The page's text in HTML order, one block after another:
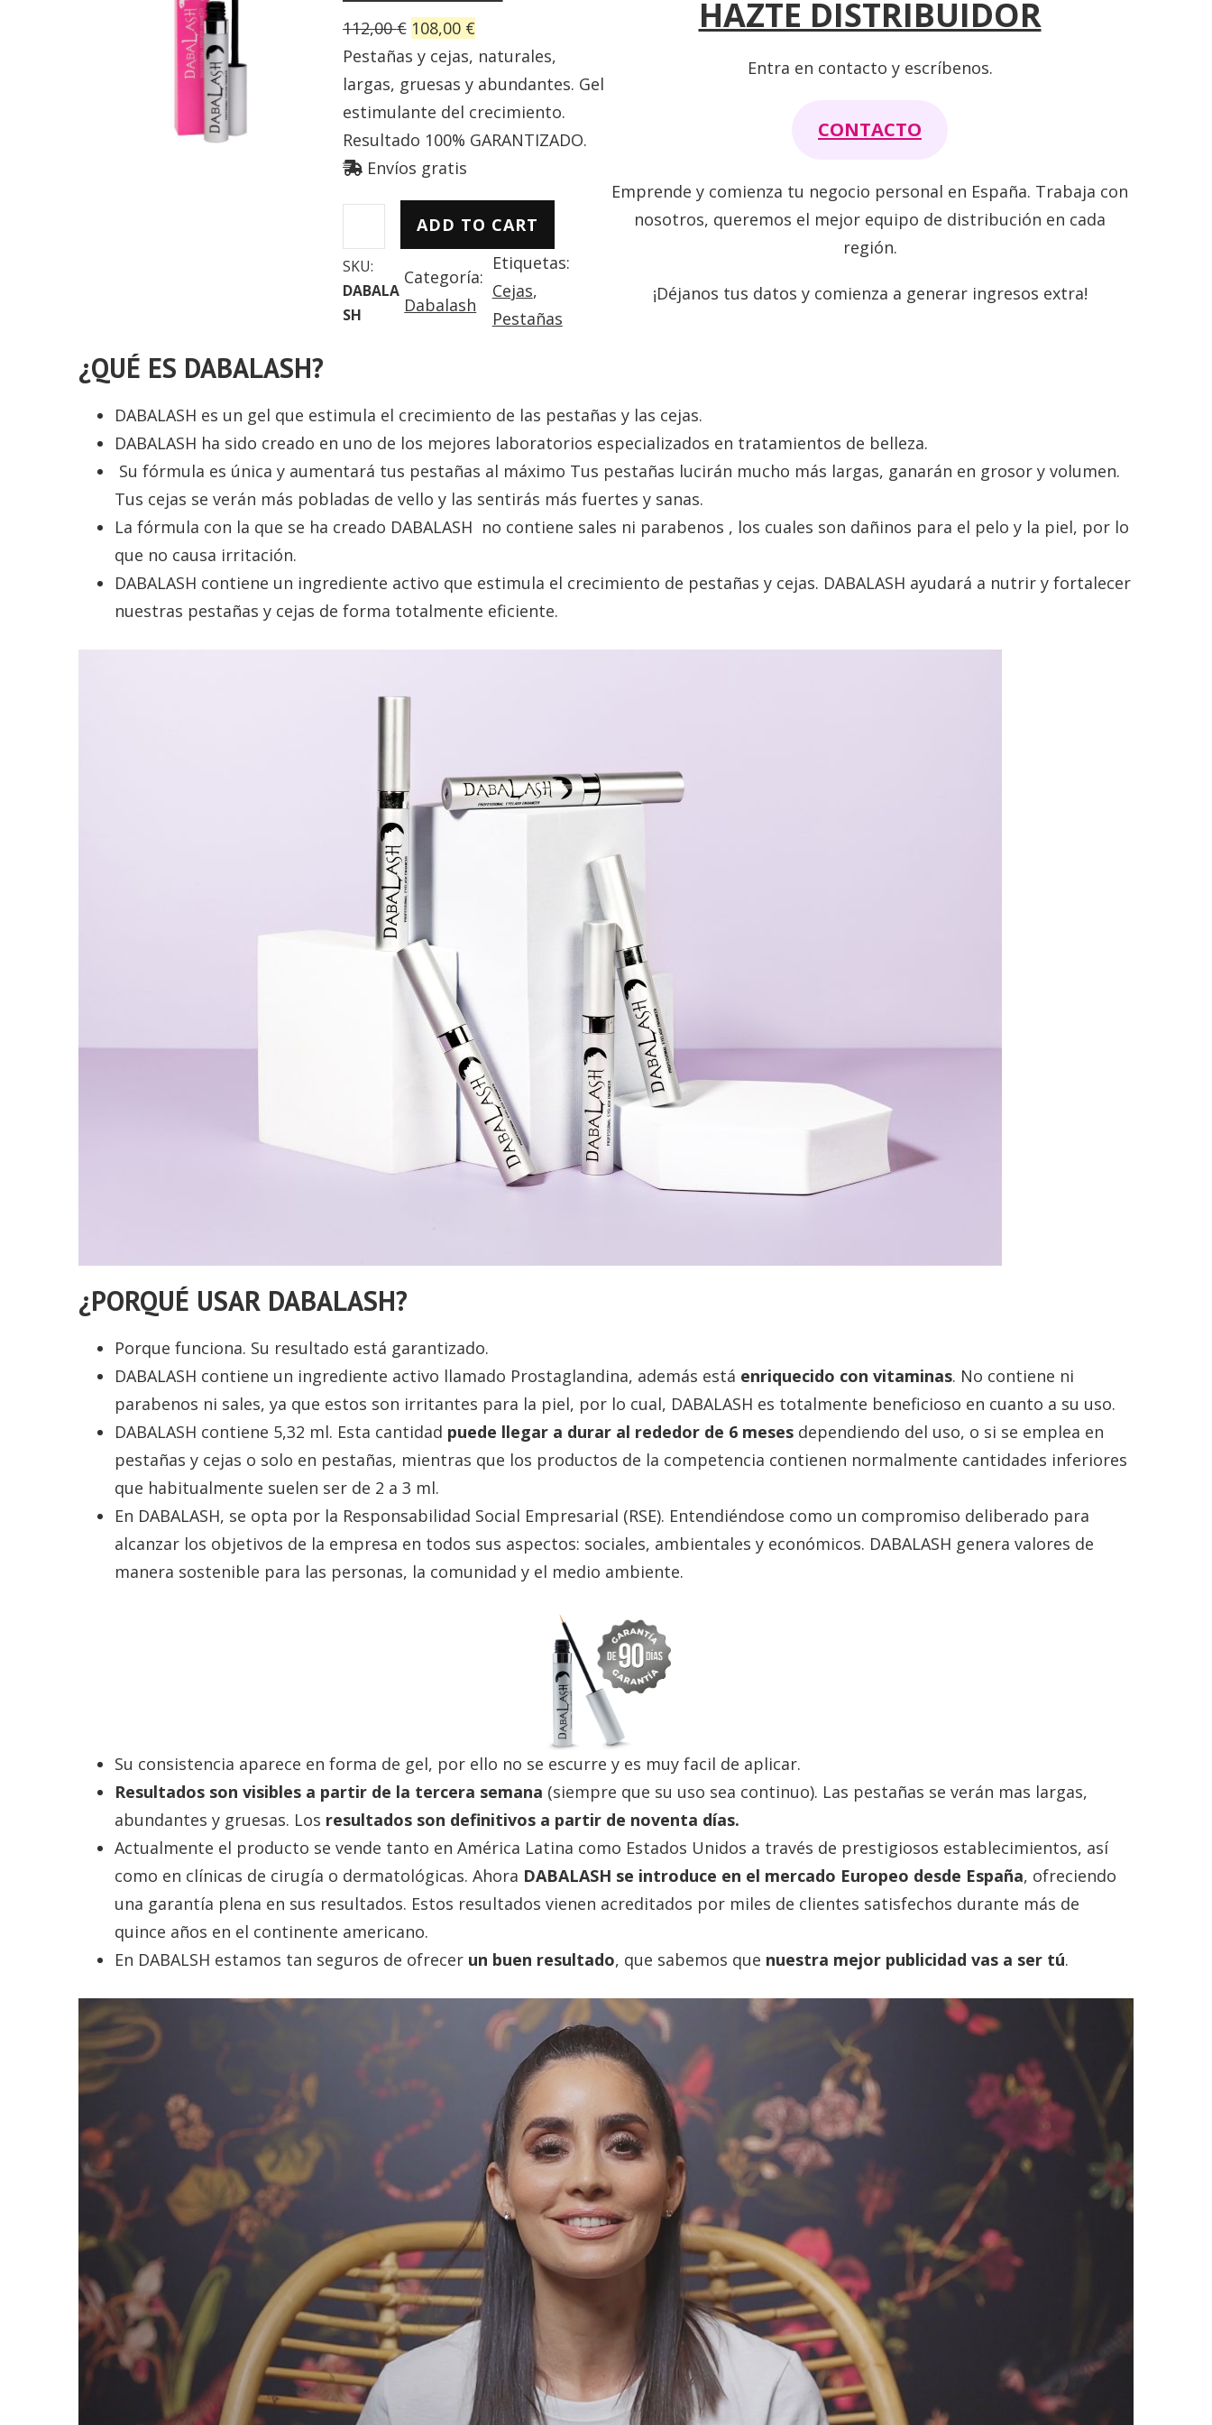
112,00€ O
r
i
g
i
n
a
p
r
i
a
s
:
1
1
,
0
€
108,00 €C
u
r
r
e
t
p
r
i
c
:
1
0
8
0
Pestañas y cejas, naturales,
largas, gruesas y abundantes. Gel
estimulante del crecimiento.
Resultado 100% GARANTIZADO.
Envíos gratis
A
B
A
H
q
u
a
n
i
t
ADD TO CART
SKU:
DABALA
SH
Categoría:
Dabalash
Etiquetas:
Cejas
Pestañas
HAZTE DISTRIBUIDOR
Entra en contacto y escríbenos.
CONTACTO
Emprende y comienza tu negocio personal en España. Trabaja con
nosotros, queremos el mejor equipo de distribución en cada
región.
¡Déjanos tus datos y comienza a generar ingresos extra!
¿QUÉ ES DABALASH?
DABALASH es un gel que estimula el crecimiento de las pestañas y las cejas.
DABALASH ha sido creado en uno de los mejores laboratorios especializados en tratamientos de belleza.
Su fórmula es única y aumentará tus pestañas al máximo Tus pestañas lucirán mucho más largas, ganarán en grosor y volumen.
Tus cejas se verán más pobladas de vello y las sentirás más fuertes y sanas.
La fórmula con la que se ha creado DABALASH no contiene sales ni parabenos , los cuales son dañinos para el pelo y la piel, por lo
que no causa irritación.
DABALASH contiene un ingrediente activo que estimula el crecimiento de pestañas y cejas. DABALASH ayudará a nutrir y fortalecer
nuestras pestañas y cejas de forma totalmente eficiente.
¿PORQUÉ USAR DABALASH?
Porque funciona. Su resultado está garantizado.
DABALASH contiene un ingrediente activo llamado Prostaglandina, además está enriquecido con vitaminas. No contiene ni
parabenos ni sales, ya que estos son irritantes para la piel, por lo cual, DABALASH es totalmente beneficioso en cuanto a su uso.
DABALASH contiene 5,32 ml. Esta cantidad puede llegar a durar al rededor de 6 meses dependiendo del uso, o si se emplea en
pestañas y cejas o solo en pestañas, mientras que los productos de la competencia contienen normalmente cantidades inferiores
que habitualmente suelen ser de 2 a 3 ml.
En DABALASH, se opta por la Responsabilidad Social Empresarial (RSE). Entendiéndose como un compromiso deliberado para
alcanzar los objetivos de la empresa en todos sus aspectos: sociales, ambientales y económicos. DABALASH genera valores de
manera sostenible para las personas, la comunidad y el medio ambiente.
Su consistencia aparece en forma de gel, por ello no se escurre y es muy facil de aplicar.
Resultados son visibles a partir de la tercera semana (siempre que su uso sea continuo). Las pestañas se verán mas largas,
abundantes y gruesas. Los resultados son definitivos a partir de noventa días.
Actualmente el producto se vende tanto en América Latina como Estados Unidos a través de prestigiosos establecimientos, así
como en clínicas de cirugía o dermatológicas. Ahora DABALASH se introduce en el mercado Europeo desde España, ofreciendo
una garantía plena en sus resultados. Estos resultados vienen acreditados por miles de clientes satisfechos durante más de
quince años en el continente americano.
En DABALSH estamos tan seguros de ofrecer un buen resultado, que sabemos que nuestra mejor publicidad vas a ser tú.